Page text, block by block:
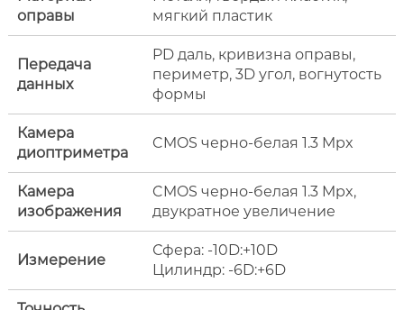
оправы
мягкий пластик
Передача
данных
PD даль, кривизна оправы,
периметр, 3D угол, вогнутость
формы
Камера
диоптриметра
CMOS черно-белая 1.3 Mpx
Камера
изображения
CMOS черно-белая 1.3 Mpx,
двукратное увеличение
Измерение
Сфера: -10D:+10D
Цилиндр: -6D:+6D